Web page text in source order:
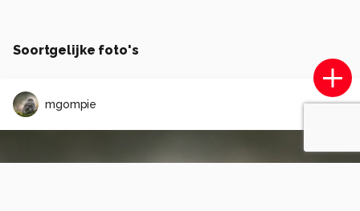
Soortgelijke foto's
mgompie